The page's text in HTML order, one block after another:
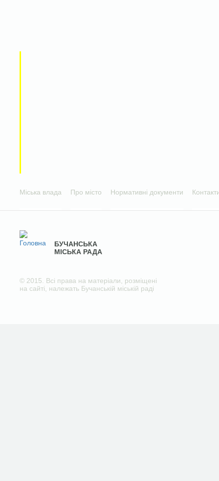
Міська влада Про місто Нормативні документи
БУЧАНСЬКА
МІСЬКА РАДА
© 2015. Всі права на матеріали, розміщені
на сайті, належать Бучанській міській раді